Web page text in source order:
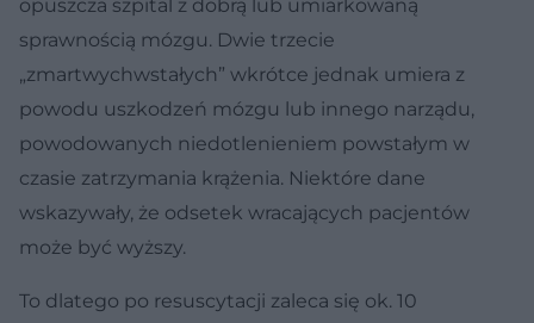
opuszcza szpital z dobrą lub umiarkowaną
sprawnością mózgu. Dwie trzecie
„zmartwychwstałych” wkrótce jednak umiera z
powodu uszkodzeń mózgu lub innego narządu,
powodowanych niedotlenieniem powstałym w
czasie zatrzymania krążenia. Niektóre dane
wskazywały, że odsetek wracających pacjentów
może być wyższy.
To dlatego po resuscytacji zaleca się ok. 10